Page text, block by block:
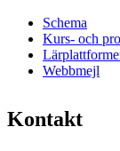
Schema
Kurs- och
Webbmejl
Kontakt